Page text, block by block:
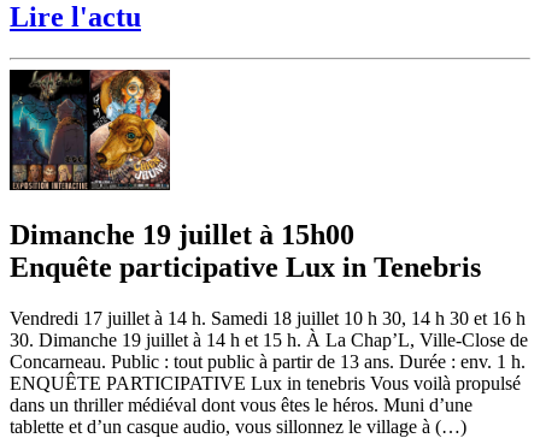
Lire l'actu
Dimanche 19 juillet à 15h00
Enquête participative Lux in Tenebris
Vendredi 17 juillet à 14 h. Samedi 18 juillet 10 h 30, 14 h 30 et 16 h
30. Dimanche 19 juillet à 14 h et 15 h. À La Chap’L, Ville-Close de
Concarneau. Public : tout public à partir de 13 ans. Durée : env. 1 h.
ENQUÊTE PARTICIPATIVE Lux in tenebris Vous voilà propulsé
dans un thriller médiéval dont vous êtes le héros. Muni d’une
tablette et d’un casque audio, vous sillonnez le village à (…)